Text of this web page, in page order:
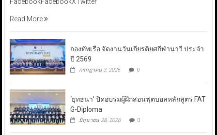
FacebookFacebookXTwitter
Read More
กองทัพเรือ จัดงานวันเกียรติยศกีฬานาวี ประจำ
ปี 2569
กรกฎาคม 3, 2026 0
‘ยุทธนา’ ปิดอบรมผู้ฝึกสอนฟุตบอลหลักสูตร FAT
G-Diploma
มิถุนายน 28, 2026 0